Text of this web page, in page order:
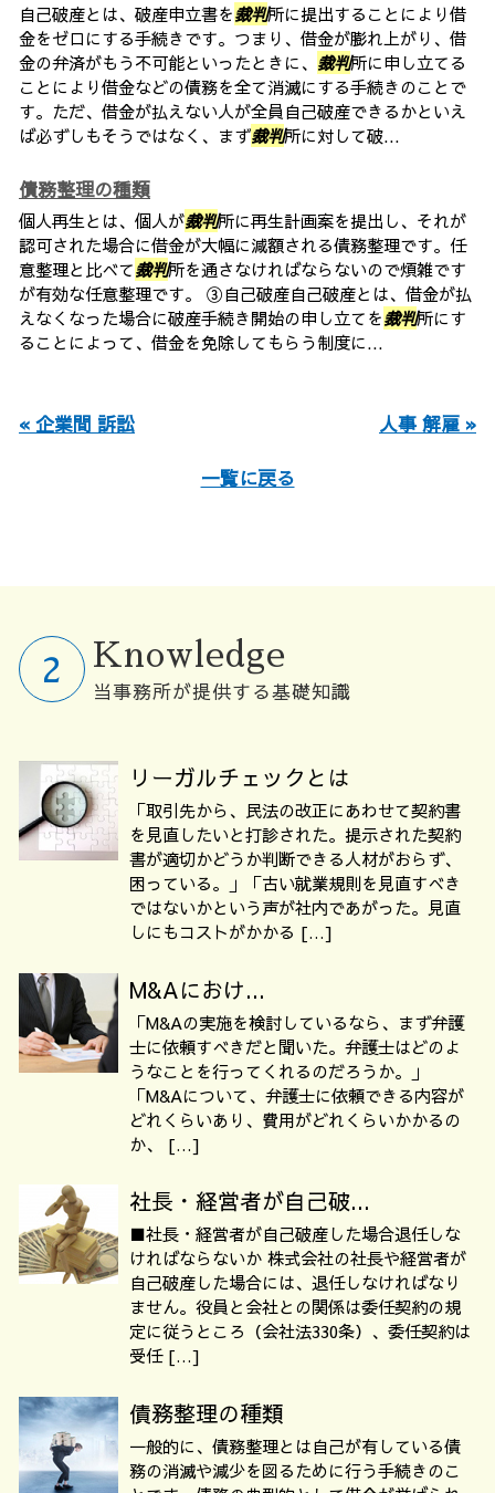
自己破産とは、破産申立書を裁判所に提出することにより借
金をゼロにする手続きです。つまり、借金が膨れ上がり、借
金の弁済がもう不可能といったときに、 裁判所に申し立てる
ことにより借金などの債務を全て消滅にする手続きのことで
す。ただ、借金が払えない人が全員自己破産できるかといえ
ば必ずしもそうではなく、まず裁判所に対して破...
債務整理の種類
個人再生とは、個人が裁判所に再生計画案を提出し、それが
認可された場合に借金が大幅に減額される債務整理です。任
意整理と比べて裁判所を通さなければならないので煩雑です
が有効な任意整理です。 ③自己破産自己破産とは、借金が払
えなくなった場合に破産手続き開始の申し立てを裁判所にす
ることによって、借金を免除してもらう制度に...
« 企業間 訴訟 人事 解雇 »
一覧に戻る
Knowledge
当事務所が提供する基礎知識
リーガルチェックとは
「取引先から、民法の改正にあわせて契約書
を見直したいと打診された。提示された契約
書が適切かどうか判断できる人材がおらず、
困っている。」「古い就業規則を見直すべき
ではないかという声が社内であがった。見直
しにもコストがかかる […]
M&Aにおけ...
「M&Aの実施を検討しているなら、まず弁護
士に依頼すべきだと聞いた。弁護士はどのよ
うなことを行ってくれるのだろうか。」
「M&Aについて、弁護士に依頼できる内容が
どれくらいあり、費用がどれくらいかかるの
か、 […]
社長・経営者が自己破...
■社長・経営者が自己破産した場合退任しな
ければならないか 株式会社の社長や経営者が
自己破産した場合には、退任しなければなり
ません。役員と会社との関係は委任契約の規
定に従うところ（会社法330条）、委任契約は
受任 […]
債務整理の種類
一般的に、債務整理とは自己が有している債
務の消滅や減少を図るために行う手続きのこ